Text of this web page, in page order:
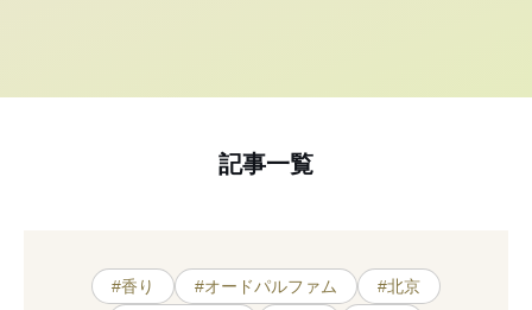
記事一覧
#香り #オードパルファム
#北京